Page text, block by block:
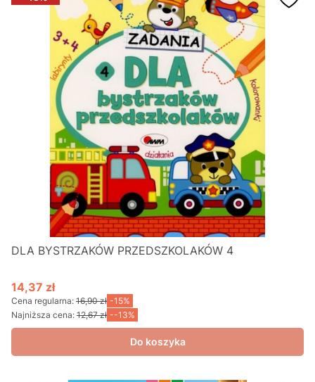
DLA BYSTRZAKÓW PRZEDSZKOLAKÓW 4
Cena promocyjna
14,37 zł
Cena regularna: 16,90 zł -15%
Najniższa cena: 12,67 zł --13%
Do koszyka